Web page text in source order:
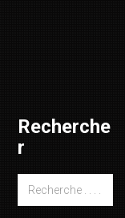
Recherche
r